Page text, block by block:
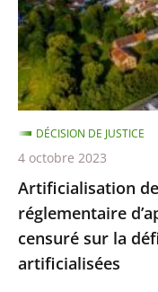
dispositif
réglementaire
d’application
de
la
loi
est
censuré
sur
la
définition
Artificialisation
réglementaire
censuré sur la
artificialisées
DÉCISION DE JUSTICE
4 octobre 2023